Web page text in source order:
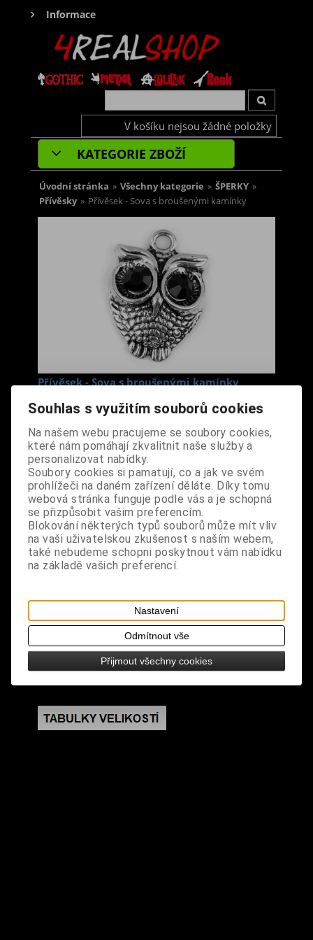
Informace
V košíku nejsou žádné položky
KATEGORIE ZBOŽÍ
Úvodní stránka » Všechny kategorie » ŠPERKY »
Přívěsky » Přívěsek - Sova s broušenými kamínky
Přívěsek - Sova s broušenými kamínky
Cena s DPH: 80 Kč
Dodání dny:skladem
ks
Koupit
Tabulky velikostí: zde
Výrobce:import EU
Katalogové číslo: DOSTPRIBPUS7254
Záruka (měsíců):24
Dotaz na výrobek
Tisk
design: malý přívěsek, jednostranný, vypouklý,
zadní strana je dutá, 1 ks v balení
rozměry: výška 2,3 cm, šířka 1,7 cm
Souhlas s využitím souborů cookies
Na našem webu pracujeme se soubory cookies,
které nám pomáhají zkvalitnit naše služby a
personalizovat nabídky.
Soubory cookies si pamatují, co a jak ve svém
prohlížeči na daném zařízení děláte. Díky tomu
webová stránka funguje podle vás a je schopná
se přizpůsobit vašim preferencím.
Blokování některých typů souborů může mít vliv
na vaši uživatelskou zkušenost s naším webem,
také nebudeme schopni poskytnout vám nabídku
na základě vašich preferencí.
Nastavení
Odmítnout vše
Přijmout všechny cookies